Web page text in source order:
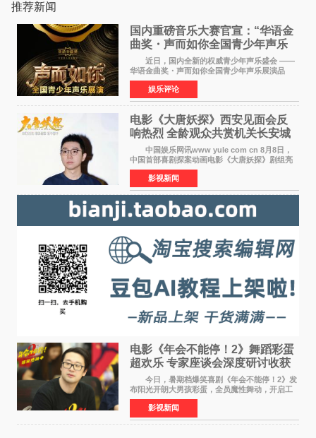
推荐新闻
国内重磅音乐大赛官宣：“华语金
曲奖・声而如你全国青少年声乐
展演” 正式启幕，阿沁出任明星总
评审
近日，国内全新的权威青少年声乐盛会 ——
华语金曲奖・声而如你全国青少年声乐展演品
牌，在湖南长沙隆重举行官宣，国内又一高规格
青少年声乐赛事全面启航。 本赛事由寰宇声
扬联合华语金曲
娱乐评论
电影《大唐妖探》西安见面会反
响热烈 全龄观众共赏机关长安城
中国娱乐网讯www yule com cn 8月8日，
中国首部喜剧探案动画电影《大唐妖探》剧组亮
相西安，举办线下见面会活动。导演程腾、联合
导演黄珉、总制片人曹紫建、制片人李莹莹、领
衔声音出演雷淞然
影视新闻
电影《年会不能停！2》舞蹈彩蛋
超欢乐 专家座谈会深度研讨收获
满满
今日，暑期档爆笑喜剧《年会不能停！2》发
布阳光开朗大男孩彩蛋，全员魔性舞动，开启工
位狂欢模式。影片于昨日同步举办专家座谈会，
导演董润年、总制片人应萝佳出席现场，与一众
业内、学界专家
影视新闻